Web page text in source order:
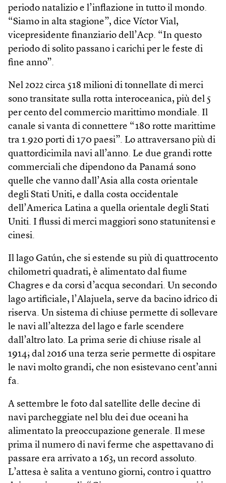
periodo natalizio e l’inflazione in tutto il mondo.
“Siamo in alta stagione”, dice Víctor Vial,
vicepresidente finanziario dell’Acp. “In questo
periodo di solito passano i carichi per le feste di
fine anno”.
Nel 2022 circa 518 milioni di tonnellate di merci
sono transitate sulla rotta interoceanica, più del 5
per cento del commercio marittimo mondiale. Il
canale si vanta di connettere “180 rotte marittime
tra 1.920 porti di 170 paesi”. Lo attraversano più di
quattordicimila navi all’anno. Le due grandi rotte
commerciali che dipendono da Panamá sono
quelle che vanno dall’Asia alla costa orientale
degli Stati Uniti, e dalla costa occidentale
dell’America Latina a quella orientale degli Stati
Uniti. I flussi di merci maggiori sono statunitensi e
cinesi.
Il lago Gatún, che si estende su più di quattrocento
chilometri quadrati, è alimentato dal fiume
Chagres e da corsi d’acqua secondari. Un secondo
lago artificiale, l’Alajuela, serve da bacino idrico di
riserva. Un sistema di chiuse permette di sollevare
le navi all’altezza del lago e farle scendere
dall’altro lato. La prima serie di chiuse risale al
1914; dal 2016 una terza serie permette di ospitare
le navi molto grandi, che non esistevano cent’anni
fa.
A settembre le foto dal satellite delle decine di
navi parcheggiate nel blu dei due oceani ha
alimentato la preoccupazione generale. Il mese
prima il numero di navi ferme che aspettavano di
passare era arrivato a 163, un record assoluto.
L’attesa è salita a ventuno giorni, contro i quattro